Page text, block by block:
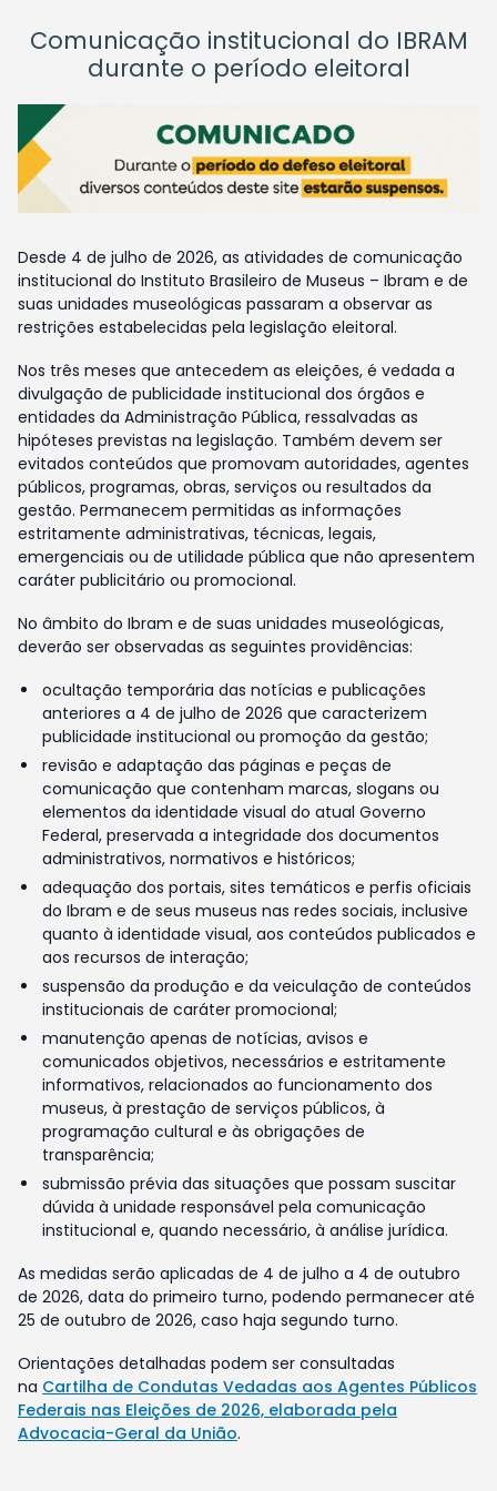
Comunicação institucional do IBRAM
durante o período eleitoral
Desde 4 de julho de 2026, as atividades de comunicação
institucional do Instituto Brasileiro de Museus – Ibram e de
suas unidades museológicas passaram a observar as
restrições estabelecidas pela legislação eleitoral.
Nos três meses que antecedem as eleições, é vedada a
divulgação de publicidade institucional dos órgãos e
entidades da Administração Pública, ressalvadas as
hipóteses previstas na legislação. Também devem ser
evitados conteúdos que promovam autoridades, agentes
públicos, programas, obras, serviços ou resultados da
gestão. Permanecem permitidas as informações
estritamente administrativas, técnicas, legais,
emergenciais ou de utilidade pública que não apresentem
caráter publicitário ou promocional.
No âmbito do Ibram e de suas unidades museológicas,
deverão ser observadas as seguintes providências:
ocultação temporária das notícias e publicações
anteriores a 4 de julho de 2026 que caracterizem
publicidade institucional ou promoção da gestão;
revisão e adaptação das páginas e peças de
comunicação que contenham marcas, slogans ou
elementos da identidade visual do atual Governo
Federal, preservada a integridade dos documentos
administrativos, normativos e históricos;
adequação dos portais, sites temáticos e perfis oficiais
do Ibram e de seus museus nas redes sociais, inclusive
quanto à identidade visual, aos conteúdos publicados e
aos recursos de interação;
suspensão da produção e da veiculação de conteúdos
institucionais de caráter promocional;
manutenção apenas de notícias, avisos e
comunicados objetivos, necessários e estritamente
informativos, relacionados ao funcionamento dos
museus, à prestação de serviços públicos, à
programação cultural e às obrigações de
transparência;
submissão prévia das situações que possam suscitar
dúvida à unidade responsável pela comunicação
institucional e, quando necessário, à análise jurídica.
As medidas serão aplicadas de 4 de julho a 4 de outubro
de 2026, data do primeiro turno, podendo permanecer até
25 de outubro de 2026, caso haja segundo turno.
Orientações detalhadas podem ser consultadas
na Cartilha de Condutas Vedadas aos Agentes Públicos
Federais nas Eleições de 2026, elaborada pela
Advocacia-Geral da União.